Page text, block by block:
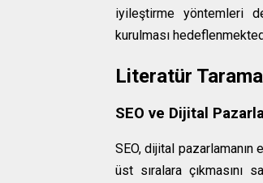
iyileştirme yöntemleri
kurulması
Literatür
SEO ve Dijital
SEO, dijital
üst sıralara çıkmasını